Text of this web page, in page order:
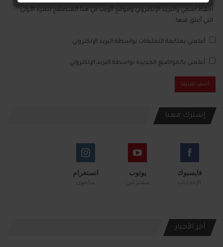
احفظ اسمي والبريد الإلكتروني وموقع الويب في هذا المتصفح للمرة الأولى
التي أعلق فيها.
أعلمني بمتابعة التعليقات بواسطة البريد الإلكتروني.
أعلمني بالمواضيع الجديدة بواسطة البريد الإلكتروني.
إشترك معنا
فايسبوك
الإعجابات
يوتوب
مشتركين
انستغرام
متابعون
آخر الأخبار